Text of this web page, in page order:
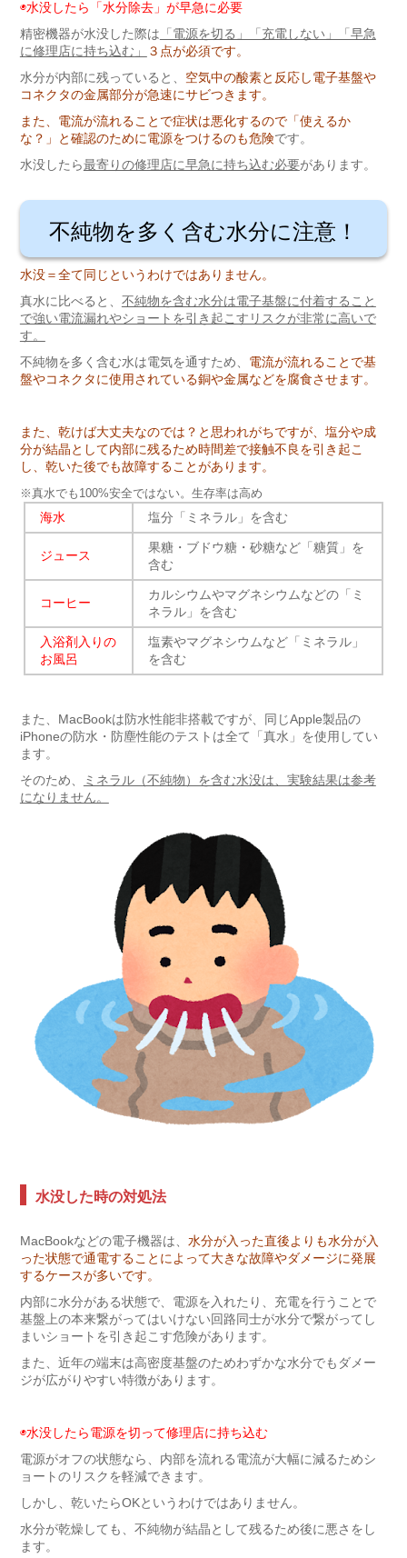
◉水没したら「水分除去」が早急に必要
精密機器が水没した際は 「電源を切る」「充電しない」「早急
に修理店に持ち込む」
３点が必須です。
水分が内部に残っていると、 空気中の酸素と反応し電子基盤や
コネクタの金属部分が急速にサビつきます。
また、電流が流れることで症状は悪化するので「使えるか
な？」と確認のために電源をつけるのも危険です。
水没したら最寄りの修理店に早急に持ち込む必要があります。
不純物を多く含む水分に注意！
水没＝全て同じというわけではありません。
真水に比べると、 不純物を含む水分は電子基盤に付着すること
で強い電流漏れやショートを引き起こすリスクが非常に高いで
す。
不純物を多く含む水は電気を通すため、 電流が流れることで基
盤やコネクタに使用されている銅や金属などを腐食させます。
また、乾けば大丈夫なのでは？と思われがちですが、塩分や成
分が結晶として内部に残るため時間差で接触不良を引き起こ
し、乾いた後でも故障することがあります。
※真水でも100%安全ではない。生存率は高め
海水 塩分「ミネラル」を含む
ジュース
果糖・ブドウ糖・砂糖など「糖質」を
含む
コーヒー
カルシウムやマグネシウムなどの「ミ
ネラル」を含む
入浴剤入りの
お風呂
塩素やマグネシウムなど「ミネラル」
を含む
また、MacBookは防水性能非搭載ですが、同じApple製品の
iPhoneの防水・防塵性能のテストは全て「真水」を使用してい
ます。
そのため、
ミネラル（不純物）を含む水没は、実験結果は参考
になりません。
水没した時の対処法
MacBookなどの電子機器は、 水分が入った直後よりも水分が入
った状態で通電することによって大きな故障やダメージに発展
するケースが多いです。
内部に水分がある状態で、電源を入れたり、充電を行うことで
基盤上の本来繋がってはいけない回路同士が水分で繋がってし
まいショートを引き起こす危険があります。
また、近年の端末は高密度基盤のためわずかな水分でもダメー
ジが広がりやすい特徴があります。
◉水没したら電源を切って修理店に持ち込む
電源がオフの状態なら、内部を流れる電流が大幅に減るためシ
ョートのリスクを軽減できます。
しかし、乾いたらOKというわけではありません。
水分が乾燥しても、不純物が結晶として残るため後に悪さをし
ます。